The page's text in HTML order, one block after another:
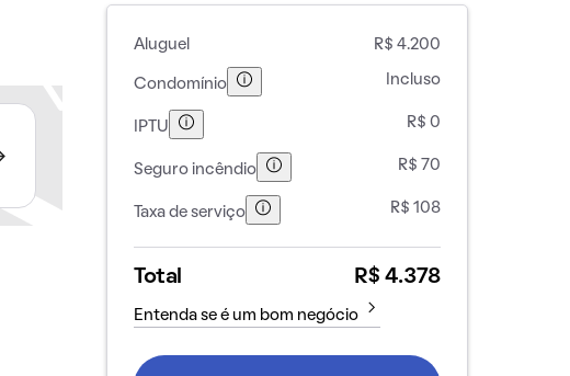
Aluguel R$ 4.200
Condomínio Incluso
IPTU R$ 0
Seguro incêndio R$ 70
Taxa de serviço R$ 108
Total R$ 4.378
Entenda se é um bom negócio